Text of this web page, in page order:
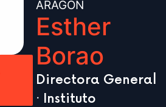
ARAGÓN
Esther
Borao
Directora General
· Instituto